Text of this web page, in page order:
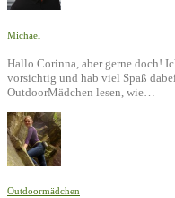
Michael
Hallo Corinna, aber gerne doch!
vorsichtig und hab viel Spaß
OutdoorMädchen lesen, wie…
Outdoormädchen